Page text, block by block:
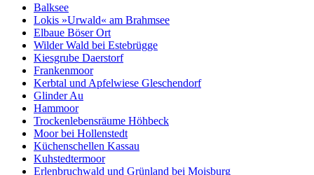
Balksee
Lokis »Urwald« am Brahmsee
Elbaue Böser Ort
Wilder Wald bei Estebrügge
Kiesgrube Daerstorf
Frankenmoor
Kerbtal und Apfelwiese Gleschendorf
Glinder Au
Hammoor
Trockenlebensräume Höhbeck
Moor bei Hollenstedt
Küchenschellen Kassau
Kuhstedtermoor
Erlenbruchwald und Grünland bei Moisburg